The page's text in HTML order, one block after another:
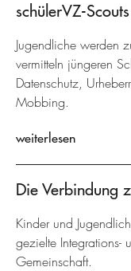
schülerVZ-Scouts
Jugendliche werden
vermitteln jüngeren
Datenschutz,
Mobbing.
weiterlesen
Die Verbindung
Kinder und
gezielte Integrations-
Gemeinschaft.